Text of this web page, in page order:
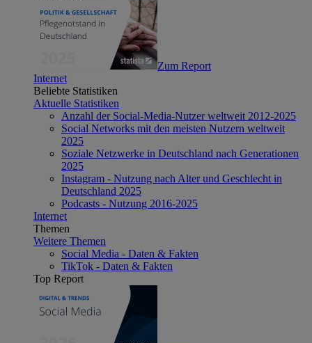
Zum Report
Internet
Beliebte Statistiken
Aktuelle Statistiken
Anzahl der Social-Media-Nutzer weltweit 2012-2025
Social Networks mit den meisten Nutzern weltweit
2025
Soziale Netzwerke in Deutschland nach Generationen
2025
Instagram - Nutzung nach Alter und Geschlecht in
Deutschland 2025
Podcasts - Nutzung 2016-2025
Internet
Themen
Weitere Themen
Social Media - Daten & Fakten
TikTok - Daten & Fakten
Top Report